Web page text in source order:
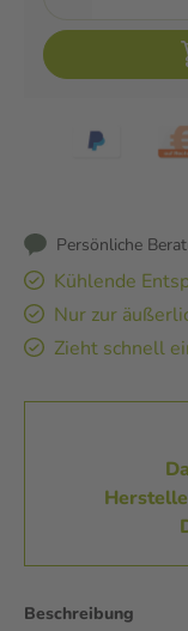
Persönliche
Kühlende
Nur zur
Zieht schnell
Beschreibung